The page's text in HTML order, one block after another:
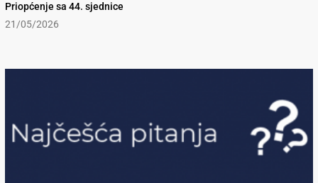
Priopćenje sa 44. sjednice
21/05/2026